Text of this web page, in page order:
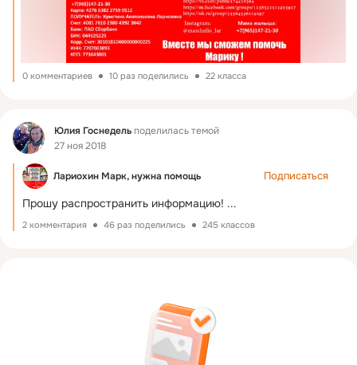
0 комментариев 10 раз поделились 22 класса
Фид Юлия Госнедельподелилась темой
27 ноя 2018
Лариохин Марк, нужна помощь Подписаться
Прошу распространить информацию! ...
2 комментария 46 раз поделились 245 классов